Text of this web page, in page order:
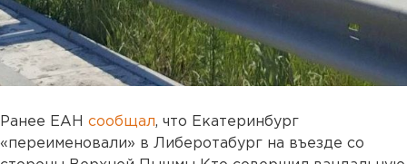
Ранее ЕАН сообщал, что Екатеринбург
«переименовали» в Либеротабург на въезде со